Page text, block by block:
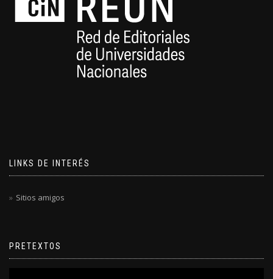
LINKS DE INTERÉS
Sitios amigos
PRETEXTOS